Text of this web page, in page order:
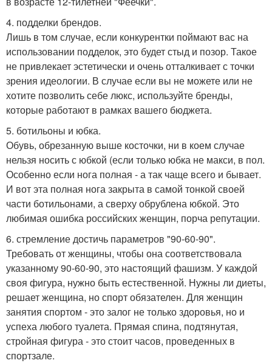
4. подделки брендов.
Лишь в том случае, если конкурентки поймают вас на
использовании подделок, это будет стыд и позор. Такое
не привлекает эстетически и очень отталкивает с точки
зрения идеологии. В случае если вы не можете или не
хотите позволить себе люкс, используйте бренды,
которые работают в рамках вашего бюджета.
5. ботильоны и юбка.
Обувь, обрезанную выше косточки, ни в коем случае
нельзя носить с юбкой (если только юбка не макси, в пол.
Особенно если нога полная - а так чаще всего и бывает.
И вот эта полная нога закрыта в самой тонкой своей
части ботильонами, а сверху обрублена юбкой. Это
любимая ошибка российских женщин, порча репутации.
6. стремление достичь параметров "90-60-90".
Требовать от женщины, чтобы она соответствовала
указанному 90-60-90, это настоящий фашизм. У каждой
своя фигура, нужно быть естественной. Нужны ли диеты,
решает женщина, но спорт обязателен. Для женщин
занятия спортом - это залог не только здоровья, но и
успеха любого туалета. Прямая спина, подтянутая,
стройная фигура - это стоит часов, проведенных в
спортзале.